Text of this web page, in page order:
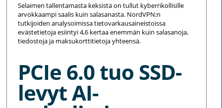
Selaimen tallentamasta keksistä on tullut kyberrikollisille
arvokkaampi saalis kuin salasanasta. NordVPN:n
tutkijoiden analysoimissa tietovarkausaineistoissa
evästetietoja esiintyi 4,6 kertaa enemmän kuin salasanoja,
tiedostoja ja maksukorttitietoja yhteensä.
PCIe 6.0 tuo SSD-
levyt AI-